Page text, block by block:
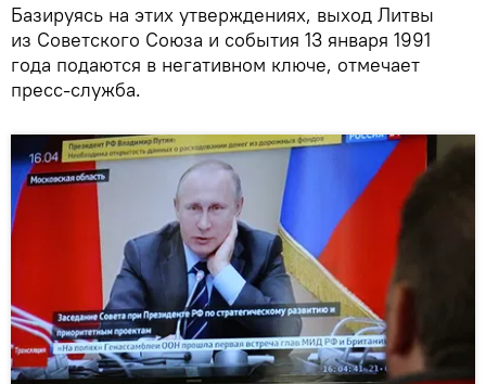
Базируясь на этих утверждениях, выход Литвы
из Советского Союза и события 13 января 1991
года подаются в негативном ключе, отмечает
пресс-служба.